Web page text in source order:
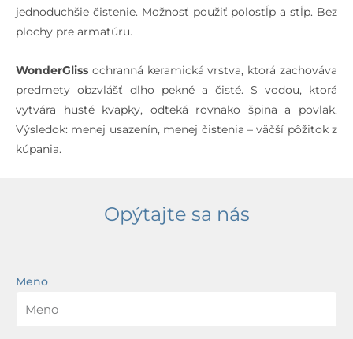
jednoduchšie čistenie. Možnosť použiť polostĺp a stĺp. Bez
plochy pre armatúru.
WonderGliss ochranná keramická vrstva, ktorá zachováva
predmety obzvlášť dlho pekné a čisté. S vodou, ktorá
vytvára husté kvapky, odteká rovnako špina a povlak.
Výsledok: menej usazenín, menej čistenia – väčší pôžitok z
kúpania.
Opýtajte sa nás
Meno